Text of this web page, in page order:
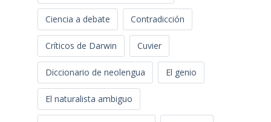
Ciencia a debate Contradicción
Críticos de Darwin Cuvier
Diccionario de neolengua El genio
El naturalista ambiguo